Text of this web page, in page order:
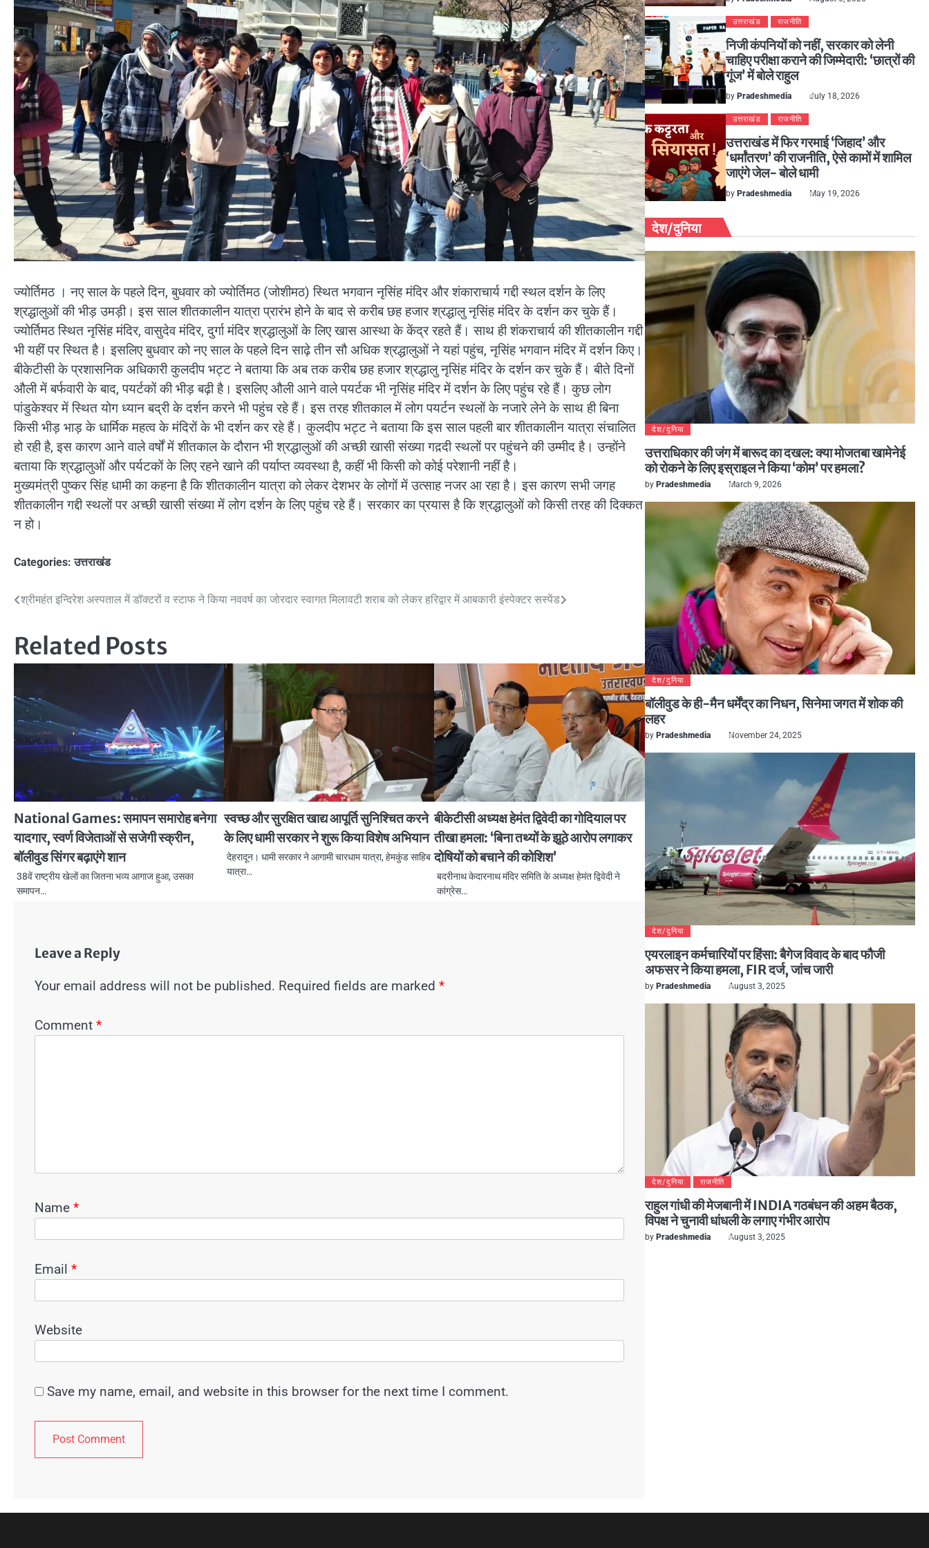
ज्योर्तिमठ । नए साल के पहले दिन, बुधवार को ज्योर्तिमठ (जोशीमठ) स्थित भगवान नृसिंह मंदिर और शंकाराचार्य गद्दी स्थल दर्शन के लिए
श्रद्धालुओं की भीड़ उमड़ी। इस साल शीतकालीन यात्रा प्रारंभ होने के बाद से करीब छह हजार श्रद्धालु नृसिंह मंदिर के दर्शन कर चुके हैं।
ज्योर्तिमठ स्थित नृसिंह मंदिर, वासुदेव मंदिर, दुर्गा मंदिर श्रद्धालुओं के लिए खास आस्था के केंद्र रहते हैं। साथ ही शंकराचार्य की शीतकालीन गद्दी
भी यहीं पर स्थित है। इसलिए बुधवार को नए साल के पहले दिन साढ़े तीन सौ अधिक श्रद्धालुओं ने यहां पहुंच, नृसिंह भगवान मंदिर में दर्शन किए।
बीकेटीसी के प्रशासनिक अधिकारी कुलदीप भट्ट ने बताया कि अब तक करीब छह हजार श्रद्धालु नृसिंह मंदिर के दर्शन कर चुके हैं। बीते दिनों
औली में बर्फवारी के बाद, पयर्टकों की भीड़ बढ़ी है। इसलिए औली आने वाले पयर्टक भी नृसिंह मंदिर में दर्शन के लिए पहुंच रहे हैं। कुछ लोग
पांडुकेश्वर में स्थित योग ध्यान बद्री के दर्शन करने भी पहुंच रहे हैं। इस तरह शीतकाल में लोग पयर्टन स्थलों के नजारे लेने के साथ ही बिना
किसी भीड़ भाड़ के धार्मिक महत्व के मंदिरों के भी दर्शन कर रहे हैं। कुलदीप भट्ट ने बताया कि इस साल पहली बार शीतकालीन यात्रा संचालित
हो रही है, इस कारण आने वाले वर्षों में शीतकाल के दौरान भी श्रद्धालुओं की अच्छी खासी संख्या गद़दी स्थलों पर पहुंचने की उम्मीद है। उन्होंने
बताया कि श्रद्धालुओं और पर्यटकों के लिए रहने खाने की पर्याप्त व्यवस्था है, कहीं भी किसी को कोई परेशानी नहीं है।
मुख्यमंत्री पुष्कर सिंह धामी का कहना है कि शीतकालीन यात्रा को लेकर देशभर के लोगों में उत्साह नजर आ रहा है। इस कारण सभी जगह
शीतकालीन गद्दी स्थलों पर अच्छी खासी संख्या में लोग दर्शन के लिए पहुंच रहे हैं। सरकार का प्रयास है कि श्रद्धालुओं को किसी तरह की दिक्कत
न हो।
Categories:उत्तराखंड
Post
श्रीमहंत इन्दिरेश अस्पताल में डॉक्टरों व स्टाफ ने किया नववर्ष का जोरदार स्वागत मिलावटी शराब को लेकर हरिद्वार में आबकारी इंस्पेक्टर सस्पेंड
Related Posts
National Games: समापन समारोह बनेगा
यादगार, स्वर्ण विजेताओं से सजेगी स्क्रीन,
बॉलीवुड सिंगर बढ़ाएंगे शान
38वें राष्ट्रीय खेलों का जितना भव्य आगाज हुआ, उसका
समापन…
स्वच्छ और सुरक्षित खाद्य आपूर्ति सुनिश्चित करने
के लिए धामी सरकार ने शुरू किया विशेष अभियान
देहरादून। धामी सरकार ने आगामी चारधाम यात्रा, हेमकुंड साहिब
यात्रा…
बीकेटीसी अध्यक्ष हेमंत द्विवेदी का गोदियाल पर
तीखा हमला: ‘बिना तथ्यों के झूठे आरोप लगाकर
दोषियों को बचाने की कोशिश’
बदरीनाथ केदारनाथ मंदिर समिति के अध्यक्ष हेमंत द्विवेदी ने
कांग्रेस…
Leave a Reply
Your email address will not be published. Required fields are marked *
Comment *
Name *
Email *
Website
Save my name, email, and website in this browser for the next time I comment.
उत्तराखंड राजनीति
निजी कंपनियों को नहीं, सरकार को लेनी
चाहिए परीक्षा कराने की जिम्मेदारी: ‘छात्रों की
गूंज’ में बोले राहुल
by Pradeshmedia July 18, 2026
उत्तराखंड राजनीति
उत्तराखंड में फिर गरमाई ‘जिहाद’ और
‘धर्मांतरण’ की राजनीति, ऐसे कामों में शामिल
जाएंगे जेल- बोले धामी
by Pradeshmedia May 19, 2026
देश/दुनिया
देश/दुनिया
उत्तराधिकार की जंग में बारूद का दखल: क्या मोजतबा खामेनेई
को रोकने के लिए इस्राइल ने किया ‘कोम’ पर हमला?
by Pradeshmedia March 9, 2026
देश/दुनिया
बॉलीवुड के ही-मैन धर्मेंद्र का निधन, सिनेमा जगत में शोक की
लहर
by Pradeshmedia November 24, 2025
देश/दुनिया
एयरलाइन कर्मचारियों पर हिंसा: बैगेज विवाद के बाद फौजी
अफसर ने किया हमला, FIR दर्ज, जांच जारी
by Pradeshmedia August 3, 2025
देश/दुनिया राजनीति
राहुल गांधी की मेजबानी में INDIA गठबंधन की अहम बैठक,
विपक्ष ने चुनावी धांधली के लगाए गंभीर आरोप
by Pradeshmedia August 3, 2025